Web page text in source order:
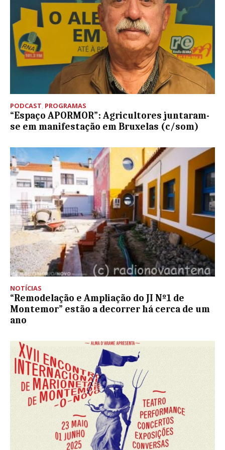
PODCAST, PROGRAMAS
“Espaço APORMOR”: Agricultores juntaram-
se em manifestação em Bruxelas (c/som)
NOTÍCIAS
“Remodelação e Ampliação do JI Nº1 de
Montemor” estão a decorrer há cerca de um
ano